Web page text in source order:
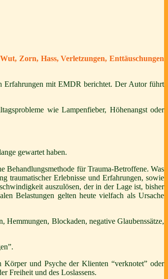
Zorn, Hass, Verletzungen, Enttäuschungen
Erfahrungen mit EMDR berichtet. Der Autor führt
wie Lampenfieber, Höhenangst oder
gewartet haben.
Behandlungsmethode für Trauma-Betroffene. Was
traumatischer Erlebnisse und Erfahrungen, sowie
auszulösen, der in der Lage ist, bisher
Belastungen gelten heute vielfach als Ursache
Hemmungen, Blockaden, negative Glaubenssätze,
und Psyche der Klienten “verknotet” oder
Freiheit und des Loslassens.